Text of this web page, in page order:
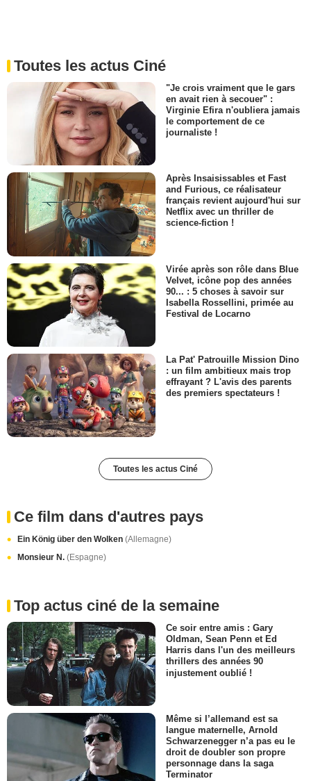
Toutes les actus Ciné
"Je crois vraiment que le gars
en avait rien à secouer" :
Virginie Efira n'oubliera jamais
le comportement de ce
journaliste !
Après Insaisissables et Fast
and Furious, ce réalisateur
français revient aujourd'hui sur
Netflix avec un thriller de
science-fiction !
Virée après son rôle dans Blue
Velvet, icône pop des années
90... : 5 choses à savoir sur
Isabella Rossellini, primée au
Festival de Locarno
La Pat' Patrouille Mission Dino
: un film ambitieux mais trop
effrayant ? L'avis des parents
des premiers spectateurs !
Toutes les actus Ciné
Ce film dans d'autres pays
Ein König über den Wolken (Allemagne)
Monsieur N. (Espagne)
Top actus ciné de la semaine
Ce soir entre amis : Gary
Oldman, Sean Penn et Ed
Harris dans l'un des meilleurs
thrillers des années 90
injustement oublié !
Même si l’allemand est sa
langue maternelle, Arnold
Schwarzenegger n’a pas eu le
droit de doubler son propre
personnage dans la saga
Terminator